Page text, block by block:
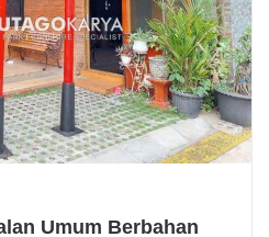
Umum Berbahan